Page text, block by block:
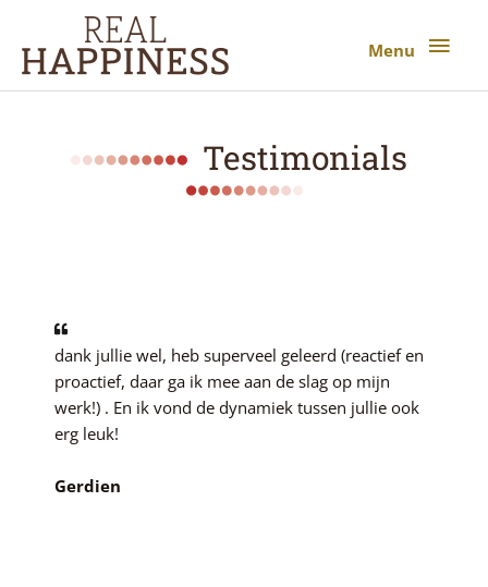
inhoud
Menu
Testimonials
dank jullie wel, heb superveel geleerd (reactief en
proactief, daar ga ik mee aan de slag op mijn
werk!) . En ik vond de dynamiek tussen jullie ook
erg leuk!
Gerdien